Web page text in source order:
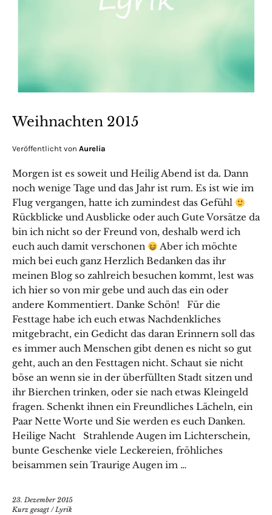
Weihnachten 2015
Veröffentlicht von Aurelia
Morgen ist es soweit und Heilig Abend ist da. Dann
noch wenige Tage und das Jahr ist rum. Es ist wie im
Flug vergangen, hatte ich zumindest das Gefühl
Rückblicke und Ausblicke oder auch Gute Vorsätze da
bin ich nicht so der Freund von, deshalb werd ich
euch auch damit verschonen
Aber ich möchte
mich bei euch ganz Herzlich Bedanken das ihr
meinen Blog so zahlreich besuchen kommt, lest was
ich hier so von mir gebe und auch das ein oder
andere Kommentiert. Danke Schön! Für die
Festtage habe ich euch etwas Nachdenkliches
mitgebracht, ein Gedicht das daran Erinnern soll das
es immer auch Menschen gibt denen es nicht so gut
geht, auch an den Festtagen nicht. Schaut sie nicht
böse an wenn sie in der überfüllten Stadt sitzen und
ihr Bierchen trinken, oder sie nach etwas Kleingeld
fragen. Schenkt ihnen ein Freundliches Lächeln, ein
Paar Nette Worte und Sie werden es euch Danken.
Heilige Nacht Strahlende Augen im Lichterschein,
bunte Geschenke viele Leckereien, fröhliches
beisammen sein Traurige Augen im …
23. Dezember 2015
Kurz gesagt /Lyrik